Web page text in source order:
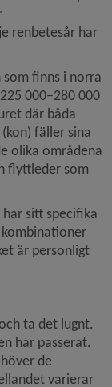
renbetesår har
finns i norra
000–280 000
där båda
fäller sina
olika områdena
flyttleder som
sitt specifika
är personligt
ta det lugnt.
har passerat.
de
varierar